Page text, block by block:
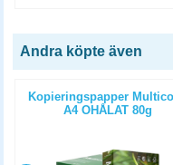
Andra köpte även
Kopieringspapper
A4 OHÅLAT 80g